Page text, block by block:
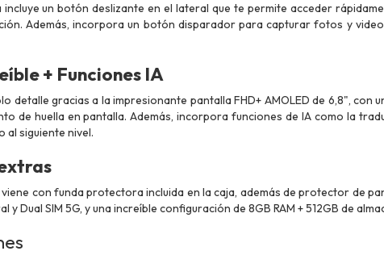
incluye un botón deslizante en el lateral que te permite acceder
Además, incorpora un botón disparador para capturar fotos y
+ Funciones IA
detalle gracias a la impresionante pantalla FHD+ AMOLED de 6,8",
de huella en pantalla. Además, incorpora funciones de IA como la
al siguiente nivel.
con funda protectora incluida en la caja, además de protector de
y Dual SIM 5G, y una increíble configuración de 8GB RAM + 512GB de